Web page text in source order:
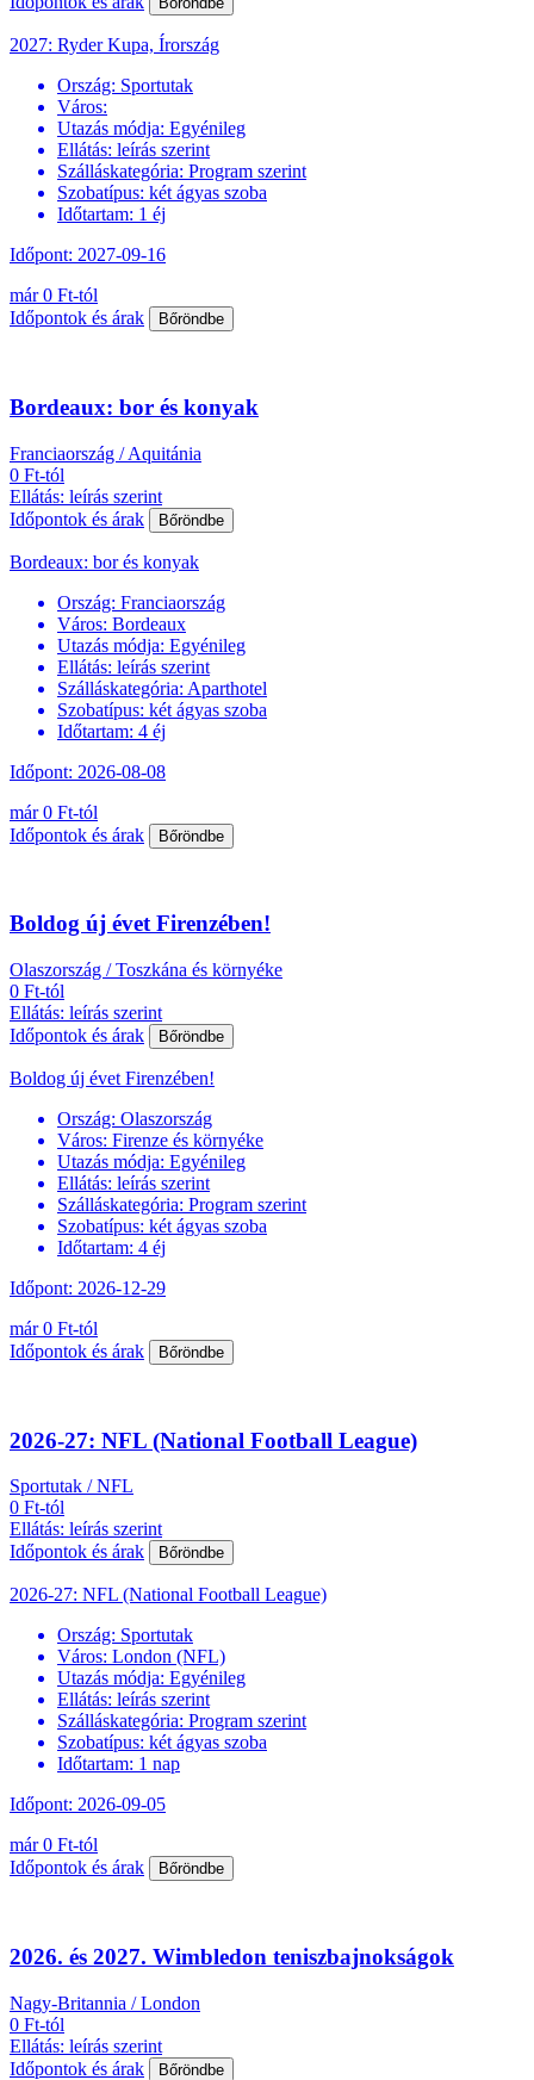
2027: Ryder Kupa, Írország
Ország: Sportutak
Város:
Utazás módja: Egyénileg
Ellátás: leírás szerint
Szálláskategória: Program szerint
Szobatípus: két ágyas szoba
Időtartam: 1 éj
Időpont: 2027-09-16
már 0 Ft-tól
Időpontok és árak
Bőröndbe
Bordeaux: bor és konyak
Franciaország / Aquitánia
0 Ft-tól
Ellátás: leírás szerint
Időpontok és árak
Bőröndbe
Bordeaux: bor és konyak
Ország: Franciaország
Város: Bordeaux
Utazás módja: Egyénileg
Ellátás: leírás szerint
Szálláskategória: Aparthotel
Szobatípus: két ágyas szoba
Időtartam: 4 éj
Időpont: 2026-08-08
már 0 Ft-tól
Időpontok és árak
Bőröndbe
Boldog új évet Firenzében!
Olaszország / Toszkána és környéke
0 Ft-tól
Ellátás: leírás szerint
Időpontok és árak
Bőröndbe
Boldog új évet Firenzében!
Ország: Olaszország
Város: Firenze és környéke
Utazás módja: Egyénileg
Ellátás: leírás szerint
Szálláskategória: Program szerint
Szobatípus: két ágyas szoba
Időtartam: 4 éj
Időpont: 2026-12-29
már 0 Ft-tól
Időpontok és árak
Bőröndbe
2026-27: NFL (National Football League)
Sportutak / NFL
0 Ft-tól
Ellátás: leírás szerint
Időpontok és árak
Bőröndbe
2026-27: NFL (National Football League)
Ország: Sportutak
Város: London (NFL)
Utazás módja: Egyénileg
Ellátás: leírás szerint
Szálláskategória: Program szerint
Szobatípus: két ágyas szoba
Időtartam: 1 nap
Időpont: 2026-09-05
már 0 Ft-tól
Időpontok és árak
Bőröndbe
2026. és 2027. Wimbledon teniszbajnokságok
Nagy-Britannia / London
0 Ft-tól
Ellátás: leírás szerint
Időpontok és árak
Bőröndbe